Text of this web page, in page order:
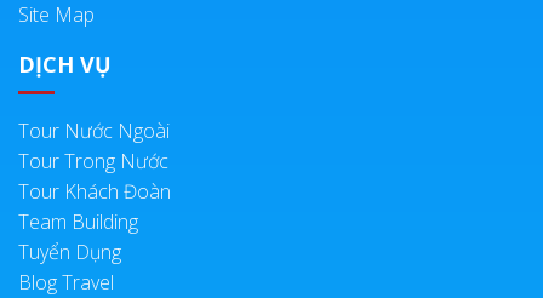
Site Map
DỊCH VỤ
Tour Nước Ngoài
Tour Trong Nước
Tour Khách Đoàn
Team Building
Tuyển Dụng
Blog Travel